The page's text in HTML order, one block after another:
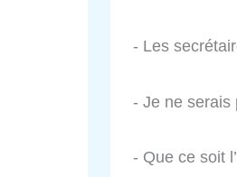
- Les
- Je ne serais
- Que ce soit